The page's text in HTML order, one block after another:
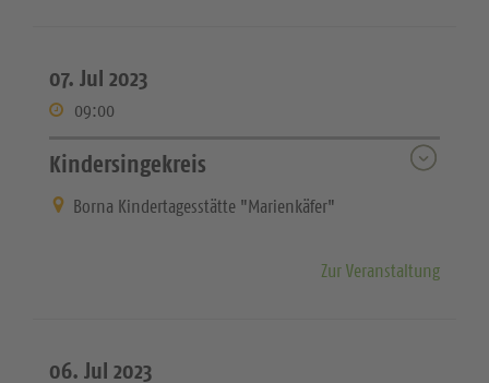
07. Jul 2023
09:00
Kindersingekreis
Borna Kindertagesstätte "Marienkäfer"
Zur Veranstaltung
06. Jul 2023